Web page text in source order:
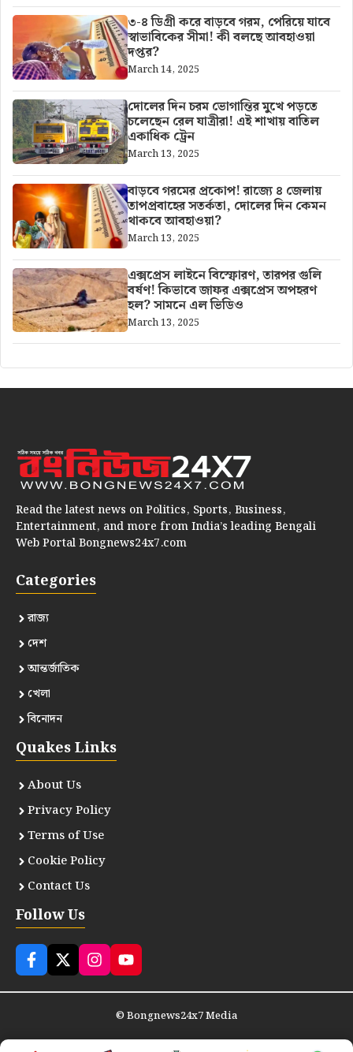
৩-৪ ডিগ্রী করে বাড়বে গরম, পেরিয়ে যাবে
স্বাভাবিকের সীমা! কী বলছে আবহাওয়া
দপ্তর?
March 14, 2025
দোলের দিন চরম ভোগান্তির মুখে পড়তে
চলেছেন রেল যাত্রীরা! এই শাখায় বাতিল
একাধিক ট্রেন
March 13, 2025
বাড়বে গরমের প্রকোপ! রাজ্যে ৪ জেলায়
তাপপ্রবাহের সতর্কতা, দোলের দিন কেমন
থাকবে আবহাওয়া?
March 13, 2025
এক্সপ্রেস লাইনে বিস্ফোরণ, তারপর গুলি
বর্ষণ! কিভাবে জাফর এক্সপ্রেস অপহরণ
হল? সামনে এল ভিডিও
March 13, 2025
Read the latest news on Politics, Sports, Business,
Entertainment, and more from India’s leading Bengali
Web Portal Bongnews24x7.com
Categories
রাজ্য
দেশ
আন্তর্জাতিক
খেলা
বিনোদন
Quakes Links
About Us
Privacy Policy
Terms of Use
Cookie Policy
Contact Us
Follow Us
©Bongnews24x7 Media